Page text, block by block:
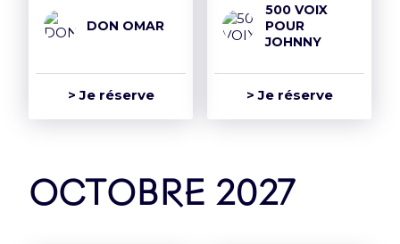
DON OMAR
> Je réserve
500 VOIX
POUR
JOHNNY
> Je réserve
octobre 2027